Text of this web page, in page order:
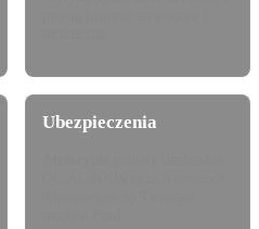
Ubezpieczenia